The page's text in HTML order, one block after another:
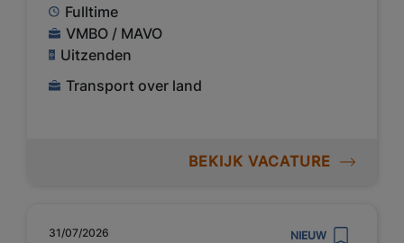
Fulltime
VMBO / MAVO
Uitzenden
Transport over land
BEKIJK VACATURE
31/07/2026 NIEUW